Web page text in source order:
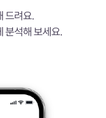
드려요.
분석해 보세요.